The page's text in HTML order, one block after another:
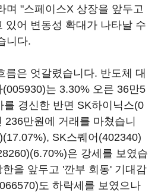
며 "스페이스X 상장을 앞두고
있어 변동성 확대가 나타날 수
니다.
름은 엇갈렸습니다. 반도체 대
(005930)는 3.30% 오른 36만5
경신한 반면 SK하이닉스(0
236만원에 거래를 마쳤습니
(17.07%), SK스퀘어(402340)
(6.70%)은 강세를 보였습
을 앞두고 '깐부 회동' 기대감
도 하락세를 보였으나